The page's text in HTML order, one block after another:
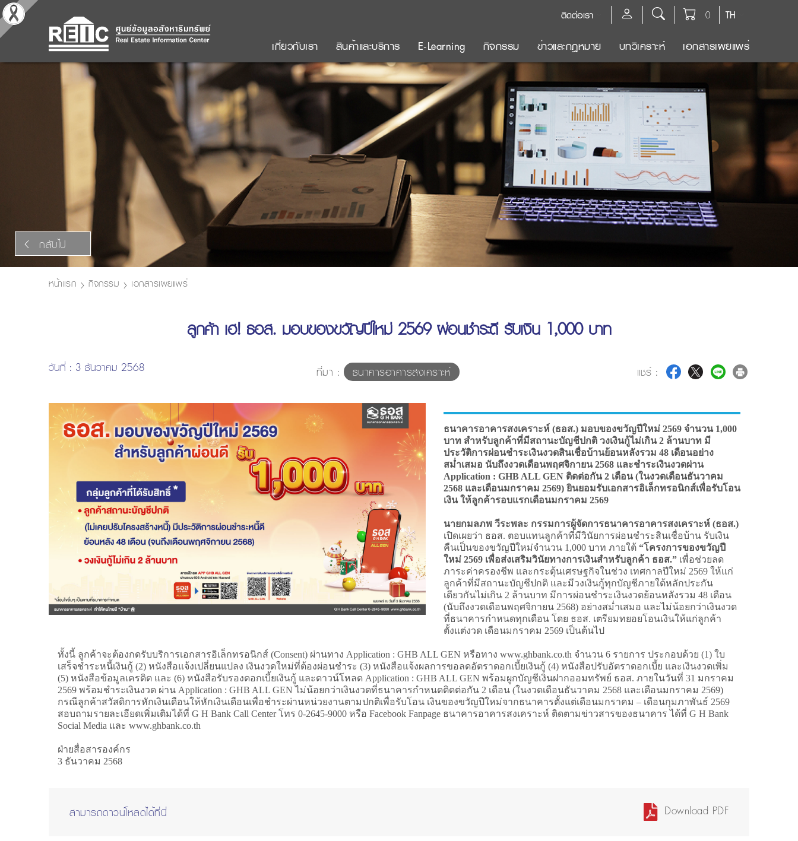
TH
0
ติดต่อเรา
เกี่ยวกับเรา สินค้าและบริการ E-Learning กิจกรรม ข่าวและกฎหมาย บทวิเคราะห์ เอกสารเผยแพร่
กลับไป
หน้าแรก กิจกรรม เอกสารเผยแพร่
ลูกค้า เฮ! ธอส. มอบของขวัญปีใหม่ 2569 ผ่อนชำระดี รับเงิน 1,000 บาท
วันที่ : 3 ธันวาคม 2568 ที่มา : ธนาคารอาคารสงเคราะห์ แชร์ :
ธนาคารอาคารสงเคราะห์ (ธอส.) มอบของขวัญปีใหม่ 2569 จำนวน 1,000
บาท สำหรับลูกค้าที่มีสถานะบัญชีปกติ วงเงินกู้ไม่เกิน 2 ล้านบาท มี
ประวัติการผ่อนชำระเงินงวดสินเชื่อบ้านย้อนหลังรวม 48 เดือนอย่าง
สม่ำเสมอ นับถึงงวดเดือนพฤศจิกายน 2568 และชำระเงินงวดผ่าน
Application : GHB ALL GEN ติดต่อกัน 2 เดือน (ในงวดเดือนธันวาคม
2568 และเดือนมกราคม 2569) ยินยอมรับเอกสารอิเล็กทรอนิกส์เพื่อรับโอน
เงิน ให้ลูกค้ารอบแรกเดือนมกราคม 2569
นายกมลภพ วีระพละ กรรมการผู้จัดการธนาคารอาคารสงเคราะห์ (ธอส.)
เปิดเผยว่า ธอส. ตอบแทนลูกค้าที่มีวินัยการผ่อนชำระสินเชื่อบ้าน รับเงิน
คืนเป็นของขวัญปีใหม่จำนวน 1,000 บาท ภายใต้ “โครงการของขวัญปี
ใหม่ 2569 เพื่อส่งเสริมวินัยทางการเงินสำหรับลูกค้า ธอส.” เพื่อช่วยลด
ภาระค่าครองชีพ และกระตุ้นเศรษฐกิจในช่วง เทศกาลปีใหม่ 2569 ให้แก่
ลูกค้าที่มีสถานะบัญชีปกติ และมีวงเงินกู้ทุกบัญชีภายใต้หลักประกัน
เดียวกันไม่เกิน 2 ล้านบาท มีการผ่อนชำระเงินงวดย้อนหลังรวม 48 เดือน
(นับถึงงวดเดือนพฤศจิกายน 2568) อย่างสม่ำเสมอ และไม่น้อยกว่าเงินงวด
ที่ธนาคารกำหนดทุกเดือน โดย ธอส. เตรียมทยอยโอนเงินให้แก่ลูกค้า
ตั้งแต่งวด เดือนมกราคม 2569 เป็นต้นไป
ทั้งนี้ ลูกค้าจะต้องกดรับบริการเอกสารอิเล็กทรอนิกส์ (Consent) ผ่านทาง Application : GHB ALL GEN หรือทาง www.ghbank.co.th จำนวน 6 รายการ ประกอบด้วย (1) ใบ
เสร็จชำระหนี้เงินกู้ (2) หนังสือแจ้งเปลี่ยนแปลง เงินงวดใหม่ที่ต้องผ่อนชำระ (3) หนังสือแจ้งผลการขอลดอัตราดอกเบี้ยเงินกู้ (4) หนังสือปรับอัตราดอกเบี้ย และเงินงวดเพิ่ม
(5) หนังสือข้อมูลเครดิต และ (6) หนังสือรับรองดอกเบี้ยเงินกู้ และดาวน์โหลด Application : GHB ALL GEN พร้อมผูกบัญชีเงินฝากออมทรัพย์ ธอส. ภายในวันที่ 31 มกราคม
2569 พร้อมชำระเงินงวด ผ่าน Application : GHB ALL GEN ไม่น้อยกว่าเงินงวดที่ธนาคารกำหนดติดต่อกัน 2 เดือน (ในงวดเดือนธันวาคม 2568 และเดือนมกราคม 2569)
กรณีลูกค้าสวัสดิการหักเงินเดือนให้หักเงินเดือนเพื่อชำระผ่านหน่วยงานตามปกติเพื่อรับโอน เงินของขวัญปีใหม่จากธนาคารตั้งแต่เดือนมกราคม – เดือนกุมภาพันธ์ 2569
สอบถามรายละเอียดเพิ่มเติมได้ที่ G H Bank Call Center โทร 0-2645-9000 หรือ Facebook Fanpage ธนาคารอาคารสงเคราะห์ ติดตามข่าวสารของธนาคาร ได้ที่ G H Bank
Social Media และ www.ghbank.co.th
ฝ่ายสื่อสารองค์กร
3 ธันวาคม 2568
สามารถดาวน์โหลดได้ที่นี่ Download PDF